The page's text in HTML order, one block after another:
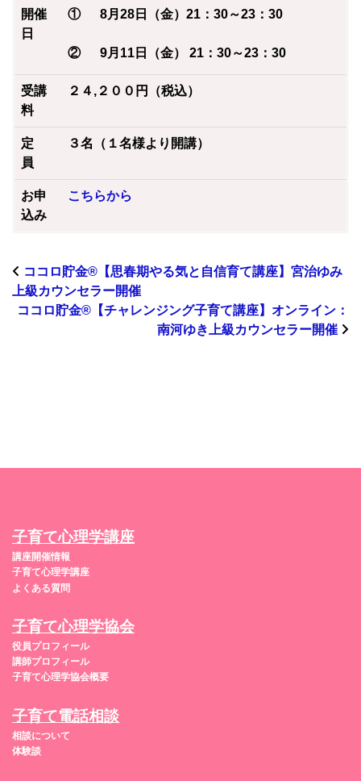
開催
日
① 8月28日（金）21：30～23：30
② 9月11日（金） 21：30～23：30
受講
料
２４,２００円（税込）
定
員
３名（１名様より開講）
お申
込み
こちらから
ココロ貯金®︎【思春期やる気と自信育て講座】宮治ゆみ
上級カウンセラー開催
ココロ貯金®︎【チャレンジング子育て講座】オンライン：
南河ゆき上級カウンセラー開催
子育て心理学講座
講座開催情報
子育て心理学講座
よくある質問
子育て心理学協会
役員プロフィール
講師プロフィール
子育て心理学協会概要
子育て電話相談
相談について
体験談